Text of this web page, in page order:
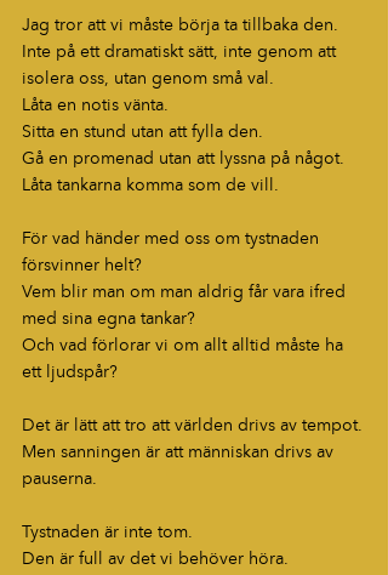
Jag tror att vi måste börja ta tillbaka den.
Inte på ett dramatiskt sätt, inte genom att
isolera oss, utan genom små val.
Låta en notis vänta.
Sitta en stund utan att fylla den.
Gå en promenad utan att lyssna på något.
Låta tankarna komma som de vill.
För vad händer med oss om tystnaden
försvinner helt?
Vem blir man om man aldrig får vara ifred
med sina egna tankar?
Och vad förlorar vi om allt alltid måste ha
ett ljudspår?
Det är lätt att tro att världen drivs av tempot.
Men sanningen är att människan drivs av
pauserna.
Tystnaden är inte tom.
Den är full av det vi behöver höra.